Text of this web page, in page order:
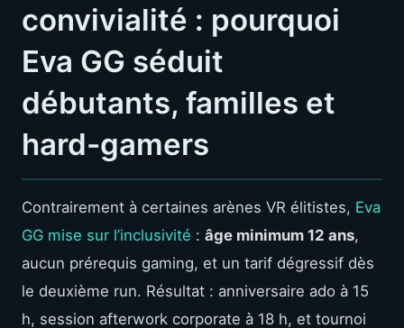
convivialité : pourquoi
Eva GG séduit
débutants, familles et
hard-gamers
Contrairement à certaines arènes VR élitistes, Eva
GG mise sur l’inclusivité : âge minimum 12 ans,
aucun prérequis gaming, et un tarif dégressif dès
le deuxième run. Résultat : anniversaire ado à 15
h, session afterwork corporate à 18 h, et tournoi